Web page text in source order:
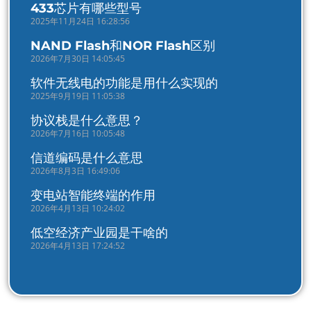
433芯片有哪些型号
2025年11月24日 16:28:56
NAND Flash和NOR Flash区别
2026年7月30日 14:05:45
软件无线电的功能是用什么实现的
2025年9月19日 11:05:38
协议栈是什么意思？
2026年7月16日 10:05:48
信道编码是什么意思
2026年8月3日 16:49:06
变电站智能终端的作用
2026年4月13日 10:24:02
低空经济产业园是干啥的
2026年4月13日 17:24:52